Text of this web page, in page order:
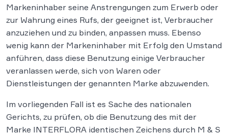
Markeninhaber seine Anstrengungen zum Erwerb oder
zur Wahrung eines Rufs, der geeignet ist, Verbraucher
anzuziehen und zu binden, anpassen muss. Ebenso
wenig kann der Markeninhaber mit Erfolg den Umstand
anführen, dass diese Benutzung einige Verbraucher
veranlassen werde, sich von Waren oder
Dienstleistungen der genannten Marke abzuwenden.
Im vorliegenden Fall ist es Sache des nationalen
Gerichts, zu prüfen, ob die Benutzung des mit der
Marke INTERFLORA identischen Zeichens durch M & S